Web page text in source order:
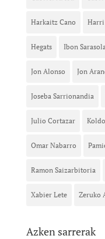
Harkaitz Cano Harri
Hegats Ibon Sarasola
Jon Alonso Jon
Joseba Sarrionandia
Julio Cortazar
Omar Nabarro
Ramon Saizarbitoria
Xabier Lete Zeruko
Azken sarrerak